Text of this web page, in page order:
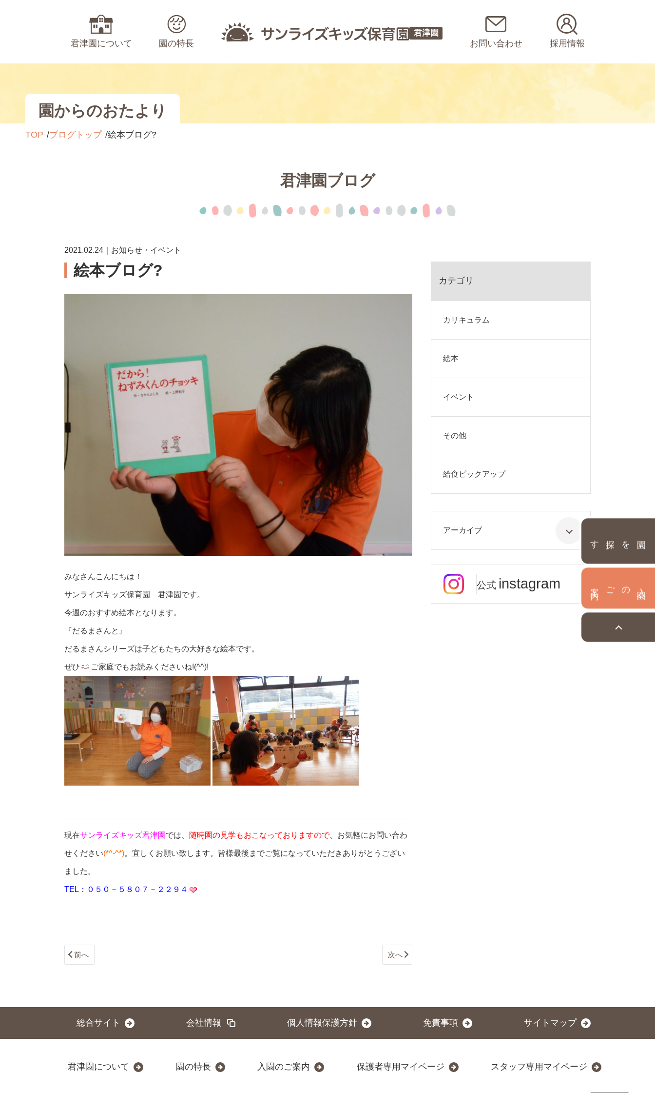
君津園について 園の特長
君津園
お問い合わせ 採用情報
園を探す
園からのおたより
TOP ブログトップ 絵本ブログ?
君津園ブログ
2021.02.24｜お知らせ・イベント
絵本ブログ?
みなさんこんにちは！
サンライズキッズ保育園 君津園です。
今週のおすすめ絵本となります。
『だるまさんと』
だるまさんシリーズは子どもたちの大好きな絵本です。
ぜひ ご家庭でもお読みくださいね!(^^)!
現在サンライズキッズ君津園 では、 随時園の見学もおこなっておりますので、お気軽にお問い合わ
せください(*^-^*)。宜しくお願い致します。皆様最後までご覧になっていただきありがとうござい
ました。
TEL：０５０－５８０７－２２９４
前へ 次へ
カテゴリ
カリキュラム
絵本
イベント
その他
給食ピックアップ
アーカイブ
公式 instagram
総合サイト 会社情報 個人情報保護方針 免責事項 サイトマップ
君津園について 園の特長 入園のご案内 保護者専用マイページ スタッフ専用マイページ